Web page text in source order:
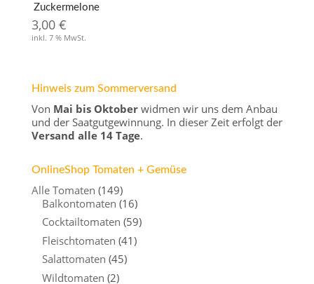
Zuckermelone
3,00 €
inkl. 7 % MwSt.
Hinweis zum Sommerversand
Von Mai bis Oktoberwidmen wir uns dem Anbau
und der Saatgutgewinnung. In dieser Zeit erfolgt der
Versand alle 14 Tage.
OnlineShop Tomaten + Gemüse
Alle Tomaten (149)
Balkontomaten (16)
Cocktailtomaten (59)
Fleischtomaten (41)
Salattomaten (45)
Wildtomaten (2)